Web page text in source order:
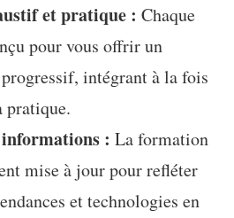
et pratique : Chaque
pour vous offrir un
intégrant à la fois
pratique.
: La formation
mise à jour pour refléter
et technologies en